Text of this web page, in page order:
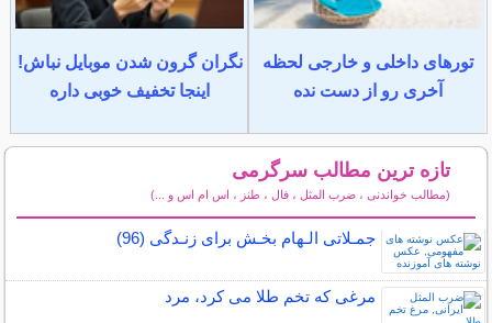
تورهای داخلی و خارجی لحظه
آخری رو از دست نده
نگران گرون شدن موبایل نباش!
اینجا تخفیف خوبی داره
تازه ترین مطالب سرگرمی
(مطالب خواندنی ، ضرب المثل ، فال ، طنز ، اس ام اس و ...)
جمـلاتی الـهام بخـش برای زنـدگی (96)
مرغی که تخم طلا می کرد، مرد